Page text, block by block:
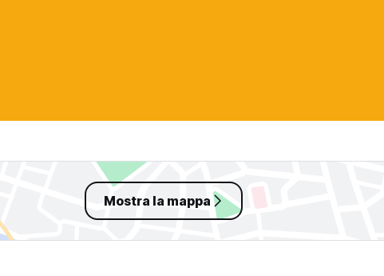
Mostra la mappa